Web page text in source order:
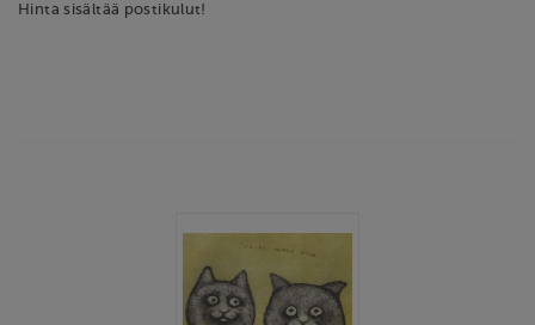
Hinta sisältää postikulut!